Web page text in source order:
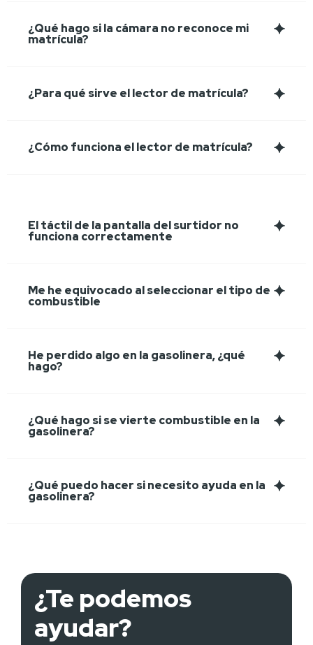
¿Qué hago si la cámara no reconoce mi
matrícula?
¿Para qué sirve el lector de matrícula?
¿Cómo funciona el lector de matrícula?
El táctil de la pantalla del surtidor no
funciona correctamente
Me he equivocado al seleccionar el tipo de
combustible
He perdido algo en la gasolinera, ¿qué
hago?
¿Qué hago si se vierte combustible en la
gasolinera?
¿Qué puedo hacer si necesito ayuda en la
gasolinera?
¿Te podemos
ayudar?